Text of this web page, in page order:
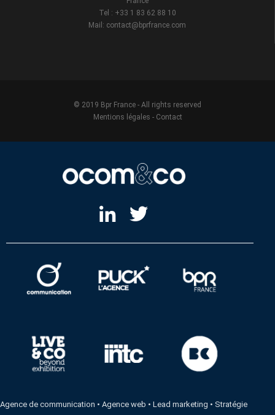
Tel : +33 1 83 62 88 10
Mail: contact@bprfrance.com
© 2019 Bpr France - All rights reserved
Mentions légales - Contact
Agence de communication •Agence web •Lead marketing • Stratégie